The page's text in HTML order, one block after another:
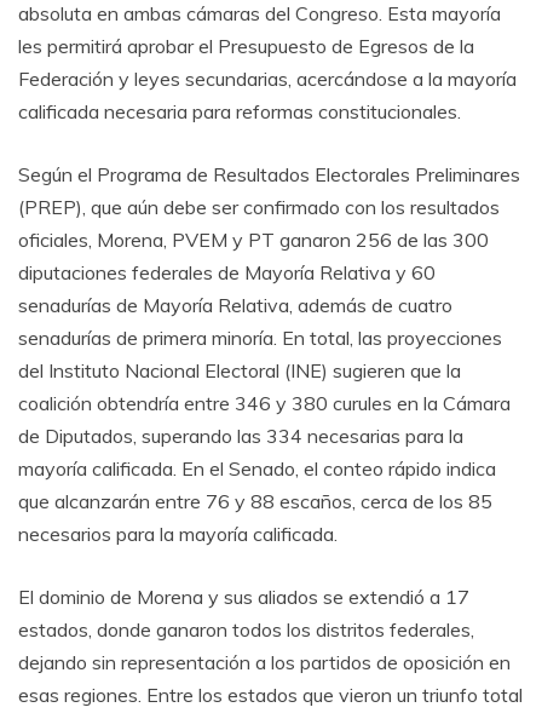
absoluta en ambas cámaras del Congreso. Esta mayoría
les permitirá aprobar el Presupuesto de Egresos de la
Federación y leyes secundarias, acercándose a la mayoría
calificada necesaria para reformas constitucionales.
Según el Programa de Resultados Electorales Preliminares
(PREP), que aún debe ser confirmado con los resultados
oficiales, Morena, PVEM y PT ganaron 256 de las 300
diputaciones federales de Mayoría Relativa y 60
senadurías de Mayoría Relativa, además de cuatro
senadurías de primera minoría. En total, las proyecciones
del Instituto Nacional Electoral (INE) sugieren que la
coalición obtendría entre 346 y 380 curules en la Cámara
de Diputados, superando las 334 necesarias para la
mayoría calificada. En el Senado, el conteo rápido indica
que alcanzarán entre 76 y 88 escaños, cerca de los 85
necesarios para la mayoría calificada.
El dominio de Morena y sus aliados se extendió a 17
estados, donde ganaron todos los distritos federales,
dejando sin representación a los partidos de oposición en
esas regiones. Entre los estados que vieron un triunfo total